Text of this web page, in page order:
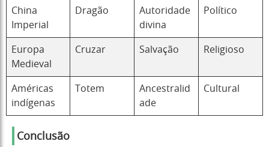
China
Imperial
Dragão
Autoridade
divina
Político
Europa
Medieval
Cruzar Salvação Religioso
Américas
indígenas
Totem
Ancestralid
ade
Cultural
Conclusão